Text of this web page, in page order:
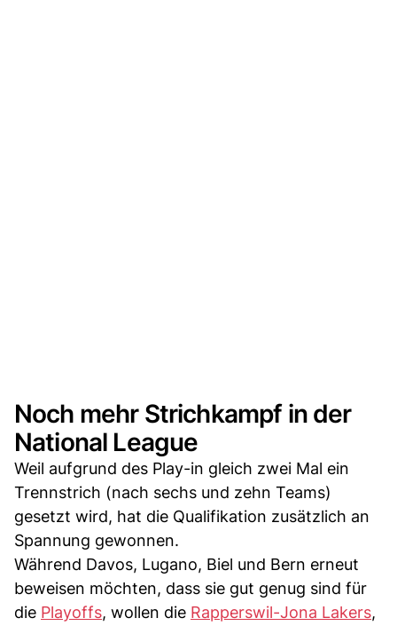
Noch mehr Strichkampf in der
National League
Weil aufgrund des Play-in gleich zwei Mal ein
Trennstrich (nach sechs und zehn Teams)
gesetzt wird, hat die Qualifikation zusätzlich an
Spannung gewonnen.
Während Davos, Lugano, Biel und Bern erneut
beweisen möchten, dass sie gut genug sind für
die Playoffs, wollen die Rapperswil-Jona Lakers,